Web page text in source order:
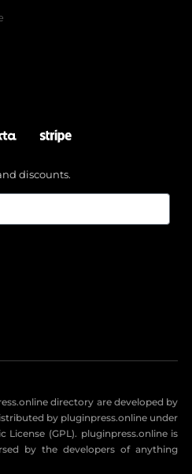
discounts.
directory are developed by
by pluginpress.online under
(GPL). pluginpress.online is
by the developers of anything